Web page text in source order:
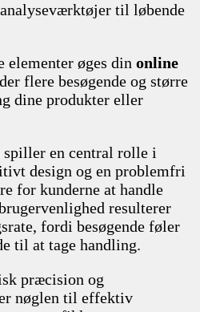
til løbende
elementer øges din online
flere besøgende og større
dine produkter eller
en central rolle i
design og en problemfri
for kunderne at handle
resulterer
fordi besøgende føler
til at tage handling.
præcision og
nøglen til effektiv